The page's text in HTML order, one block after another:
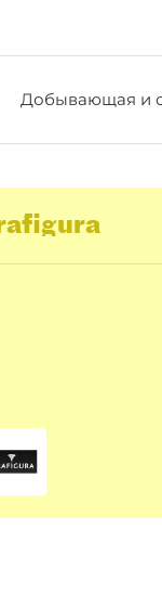
Добывающая и